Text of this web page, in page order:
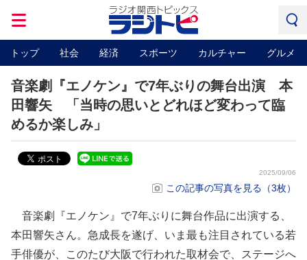
トップ 社会 経済 スポーツ カルチャー グルメ
音楽劇『エノケン』で7年ぶりの舞台出演 本
田響矢 「当時の思いとどれほど変わって臨
めるか楽しみ」
2025/09/06
この記事の写真を見る（3枚）
音楽劇『エノケン』で7年ぶりに舞台作品に出演する、
本田響矢さん。急成長を遂げ、いま最も注目されている若
手俳優が、このたび大阪で行われた取材会で、ステージへ